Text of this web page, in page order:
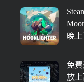
晚
免
放